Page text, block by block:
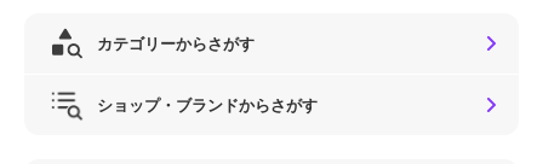
カテゴリーからさがす
ショップ・ブランドからさがす